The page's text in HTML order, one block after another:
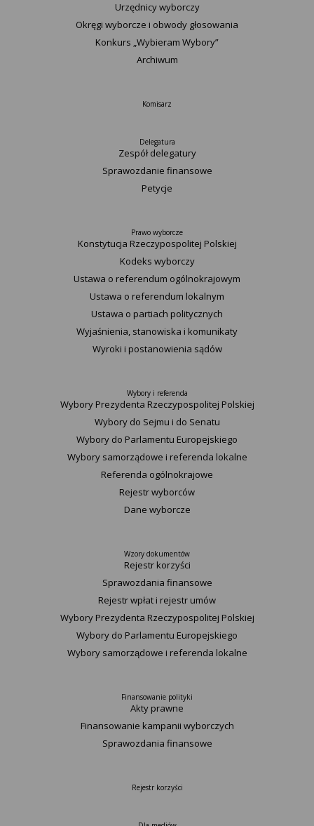
Urzędnicy wyborczy
Okręgi wyborcze i obwody głosowania
Konkurs „Wybieram Wybory”
Archiwum
Komisarz
Delegatura
Zespół delegatury
Sprawozdanie finansowe
Petycje
Prawo wyborcze
Konstytucja Rzeczypospolitej Polskiej​
Kodeks wyborczy
Ustawa o referendum ogólnokrajowym
Ustawa o referendum lokalnym
Ustawa o partiach politycznych
Wyjaśnienia, stanowiska i komunikaty
Wyroki i postanowienia sądów
Wybory i referenda
Wybory Prezydenta Rzeczypospolitej Polskiej
Wybory do Sejmu i do Senatu
Wybory do Parlamentu Europejskiego
Wybory samorządowe i referenda lokalne
Referenda ogólnokrajowe
Rejestr wyborców
Dane wyborcze
Wzory dokumentów
Rejestr korzyści
Sprawozdania finansowe
Rejestr wpłat i rejestr umów
Wybory Prezydenta Rzeczypospolitej Polskiej
Wybory do Parlamentu Europejskiego
Wybory samorządowe i referenda lokalne
Finansowanie polityki
Akty prawne
Finansowanie kampanii wyborczych
Sprawozdania finansowe
Rejestr korzyści